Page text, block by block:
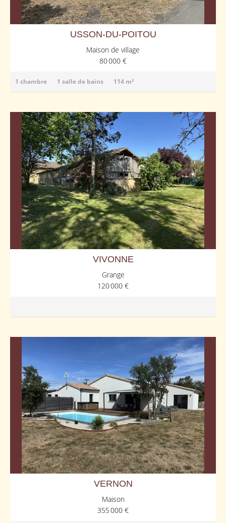
USSON-DU-POITOU
Maison de village
80 000 €
1 chambre 1 salle de bains 114 m²
VIVONNE
Grange
120 000 €
VERNON
Maison
355 000 €